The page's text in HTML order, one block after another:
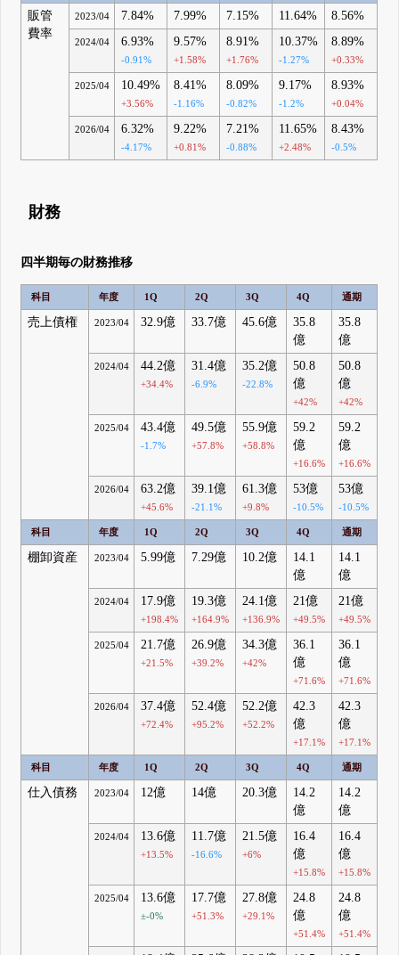
販管
費率
2023/04 7.84% 7.99% 7.15% 11.64% 8.56%
2024/04 6.93%
-0.91%
9.57%
+1.58%
8.91%
+1.76%
10.37%
-1.27%
8.89%
+0.33%
2025/04 10.49%
+3.56%
8.41%
-1.16%
8.09%
-0.82%
9.17%
-1.2%
8.93%
+0.04%
2026/04 6.32%
-4.17%
9.22%
+0.81%
7.21%
-0.88%
11.65%
+2.48%
8.43%
-0.5%
財務
四半期毎の財務推移
科目 年度 1Q 2Q 3Q 4Q 通期
売上債権 2023/04 32.9億 33.7億 45.6億
35.8
億
35.8
億
2024/04 44.2億
+34.4%
31.4億
-6.9%
35.2億
-22.8%
50.8
億
+42%
50.8
億
+42%
2025/04 43.4億
-1.7%
49.5億
+57.8%
55.9億
+58.8%
59.2
億
+16.6%
59.2
億
+16.6%
2026/04 63.2億
+45.6%
39.1億
-21.1%
61.3億
+9.8%
53億
-10.5%
53億
-10.5%
科目 年度 1Q 2Q 3Q 4Q 通期
棚卸資産 2023/04 5.99億 7.29億 10.2億
14.1
億
14.1
億
2024/04 17.9億
+198.4%
19.3億
+164.9%
24.1億
+136.9%
21億
+49.5%
21億
+49.5%
2025/04 21.7億
+21.5%
26.9億
+39.2%
34.3億
+42%
36.1
億
+71.6%
36.1
億
+71.6%
2026/04 37.4億
+72.4%
52.4億
+95.2%
52.2億
+52.2%
42.3
億
+17.1%
42.3
億
+17.1%
科目 年度 1Q 2Q 3Q 4Q 通期
仕入債務 2023/04 12億 14億 20.3億
14.2
億
14.2
億
2024/04 13.6億
+13.5%
11.7億
-16.6%
21.5億
+6%
16.4
億
+15.8%
16.4
億
+15.8%
2025/04 13.6億
±-0%
17.7億
+51.3%
27.8億
+29.1%
24.8
億
+51.4%
24.8
億
+51.4%